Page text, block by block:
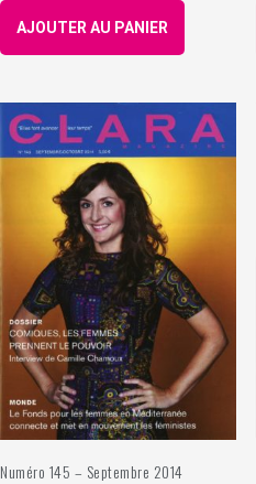
AJOUTER AU PANIER
Numéro 145 – Septembre 2014